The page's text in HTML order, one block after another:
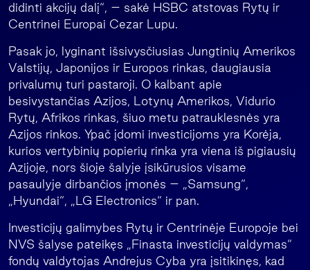
didinti akcijų dalį“, – sakė HSBC atstovas Rytų ir
Centrinei Europai Cezar Lupu.
Pasak jo, lyginant išsivysčiusias Jungtinių Amerikos
Valstijų, Japonijos ir Europos rinkas, daugiausia
privalumų turi pastaroji. O kalbant apie
besivystančias Azijos, Lotynų Amerikos, Vidurio
Rytų, Afrikos rinkas, šiuo metu patrauklesnės yra
Azijos rinkos. Ypač įdomi investicijoms yra Korėja,
kurios vertybinių popierių rinka yra viena iš pigiausių
Azijoje, nors šioje šalyje įsikūrusios visame
pasaulyje dirbančios įmonės – „Samsung“,
„Hyundai“, „LG Electronics“ ir pan.
Investicijų galimybes Rytų ir Centrinėje Europoje bei
NVS šalyse pateikęs „Finasta investicijų valdymas“
fondų valdytojas Andrejus Cyba yra įsitikinęs, kad